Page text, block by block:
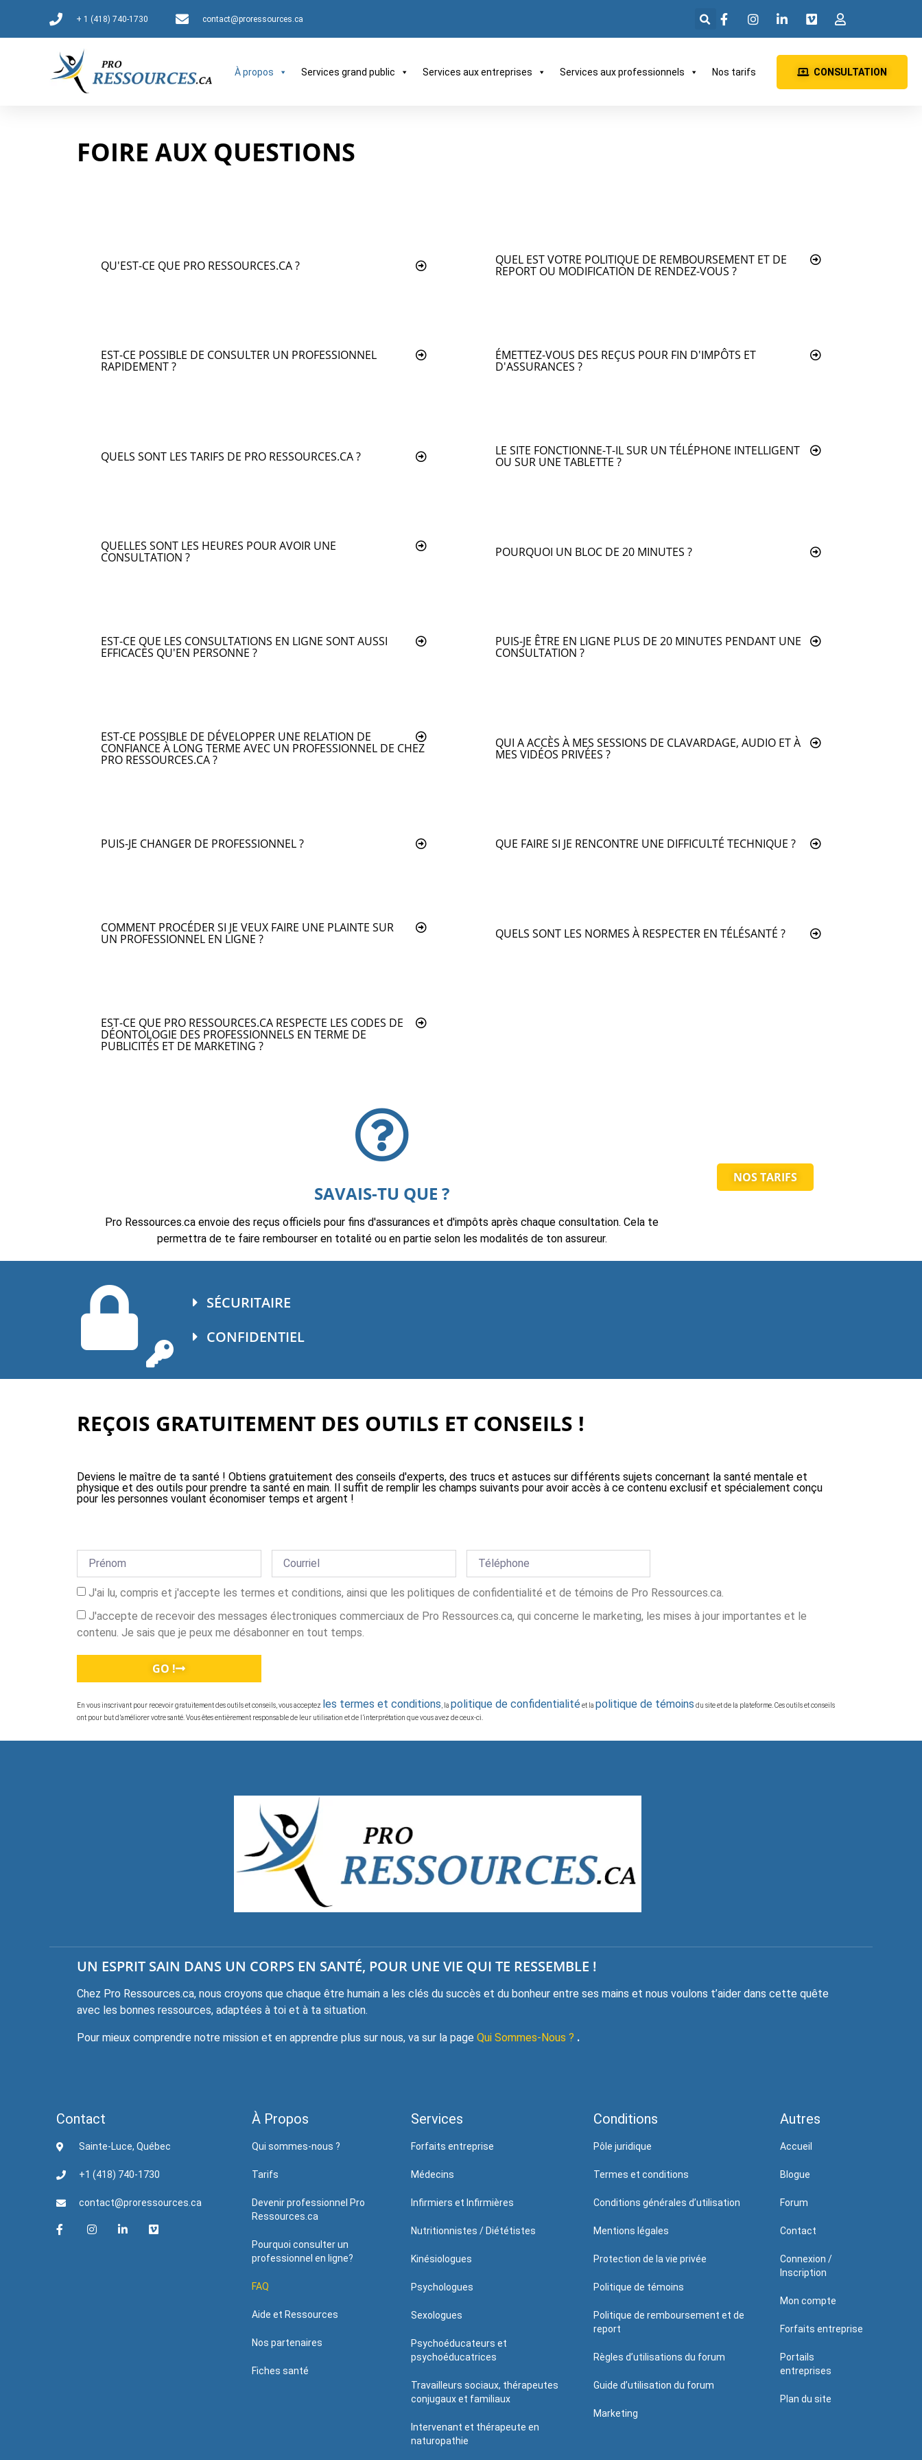
+ 1 (418) 740-1730 contact@proressources.ca
À propos Services grand public Services aux entreprises Services aux professionnels Nos tarifs CONSULTATION
FOIRE AUX QUESTIONS
QU'EST-CE QUE PRO RESSOURCES.CA ? QUEL EST VOTRE POLITIQUE DE REMBOURSEMENT ET DE
REPORT OU MODIFICATION DE RENDEZ-VOUS ?
EST-CE POSSIBLE DE CONSULTER UN PROFESSIONNEL
RAPIDEMENT ?
ÉMETTEZ-VOUS DES REÇUS POUR FIN D'IMPÔTS ET
D'ASSURANCES ?
QUELS SONT LES TARIFS DE PRO RESSOURCES.CA ? LE SITE FONCTIONNE-T-IL SUR UN TÉLÉPHONE INTELLIGENT
OU SUR UNE TABLETTE ?
QUELLES SONT LES HEURES POUR AVOIR UNE
CONSULTATION ? POURQUOI UN BLOC DE 20 MINUTES ?
EST-CE QUE LES CONSULTATIONS EN LIGNE SONT AUSSI
EFFICACES QU'EN PERSONNE ?
PUIS-JE ÊTRE EN LIGNE PLUS DE 20 MINUTES PENDANT UNE
CONSULTATION ?
EST-CE POSSIBLE DE DÉVELOPPER UNE RELATION DE
CONFIANCE À LONG TERME AVEC UN PROFESSIONNEL DE CHEZ
PRO RESSOURCES.CA ?
QUI A ACCÈS À MES SESSIONS DE CLAVARDAGE, AUDIO ET À
MES VIDÉOS PRIVÉES ?
PUIS-JE CHANGER DE PROFESSIONNEL ? QUE FAIRE SI JE RENCONTRE UNE DIFFICULTÉ TECHNIQUE ?
COMMENT PROCÉDER SI JE VEUX FAIRE UNE PLAINTE SUR
UN PROFESSIONNEL EN LIGNE ? QUELS SONT LES NORMES À RESPECTER EN TÉLÉSANTÉ ?
EST-CE QUE PRO RESSOURCES.CA RESPECTE LES CODES DE
DÉONTOLOGIE DES PROFESSIONNELS EN TERME DE
PUBLICITÉS ET DE MARKETING ?
SAVAIS-TU QUE ?
Pro Ressources.ca envoie des reçus officiels pour fins d'assurances et d'impôts après chaque consultation. Cela te
permettra de te faire rembourser en totalité ou en partie selon les modalités de ton assureur.
NOS TARIFS
SÉCURITAIRE
CONFIDENTIEL
REÇOIS GRATUITEMENT DES OUTILS ET CONSEILS !
Deviens le maître de ta santé ! Obtiens gratuitement des conseils d'experts, des trucs et astuces sur différents sujets concernant la santé mentale et
physique et des outils pour prendre ta santé en main. Il suffit de remplir les champs suivants pour avoir accès à ce contenu exclusif et spécialement conçu
pour les personnes voulant économiser temps et argent !
J'ai lu, compris et j'accepte les termes et conditions, ainsi que les politiques de confidentialité et de témoins de Pro Ressources.ca.
J'accepte de recevoir des messages électroniques commerciaux de Pro Ressources.ca, qui concerne le marketing, les mises à jour importantes et le
contenu. Je sais que je peux me désabonner en tout temps.
GO !
En vous inscrivant pour recevoir gratuitement des outils et conseils, vous acceptez les termes et conditions , la politique de confidentialitéet la politique de témoins du site et de la plateforme. Ces outils et conseils
ont pour but d’améliorer votre santé. Vous êtes entièrement responsable de leur utilisation et de l’interprétation que vous avez de ceux-ci.
UN ESPRIT SAIN DANS UN CORPS EN SANTÉ, POUR UNE VIE QUI TE RESSEMBLE !
Chez Pro Ressources.ca, nous croyons que chaque être humain a les clés du succès et du bonheur entre ses mains et nous voulons t’aider dans cette quête
avec les bonnes ressources, adaptées à toi et à ta situation.
Pour mieux comprendre notre mission et en apprendre plus sur nous, va sur la page Qui Sommes-Nous ? .
Contact
Sainte-Luce, Québec
+1 (418) 740-1730
contact@proressources.ca
À Propos
Qui sommes-nous ?
Tarifs
Devenir professionnel Pro
Ressources.ca
Pourquoi consulter un
professionnel en ligne?
FAQ
Aide et Ressources
Nos partenaires
Fiches santé
Services
Forfaits entreprise
Médecins
Infirmiers et Infirmières
Nutritionnistes / Diététistes
Kinésiologues
Psychologues
Sexologues
Psychoéducateurs et
psychoéducatrices
Travailleurs sociaux, thérapeutes
conjugaux et familiaux
Intervenant et thérapeute en
naturopathie
Conditions
Pôle juridique
Termes et conditions
Conditions générales d’utilisation
Mentions légales
Protection de la vie privée
Politique de témoins
Politique de remboursement et de
report
Règles d’utilisations du forum
Guide d’utilisation du forum
Marketing
Autres
Accueil
Blogue
Forum
Contact
Connexion /
Inscription
Mon compte
Forfaits entreprise
Portails
entreprises
Plan du site